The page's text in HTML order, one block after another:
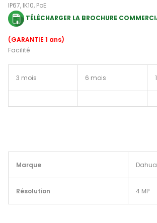
IP67, IK10, PoE
TÉLÉCHARGER LA BROCHURE
(GARANTIE 1 ans)
Facilité
3 mois 6 mois
Marque Dahua
Résolution 4 MP